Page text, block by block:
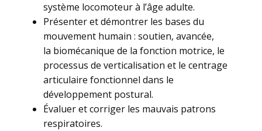
système locomoteur à l’âge adulte.
Présenter et démontrer les bases du
mouvement humain : soutien, avancée,
la biomécanique de la fonction motrice, le
processus de verticalisation et le centrage
articulaire fonctionnel dans le
développement postural.
Évaluer et corriger les mauvais patrons
respiratoires.